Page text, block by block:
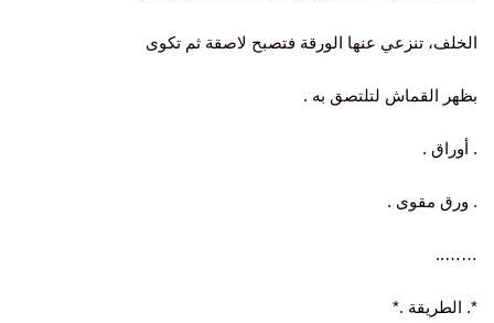
الخلف، تنزعي عنها الورقة فتصبح لاصقة ثم تكوى
بظهر القماش لتلتصق به .
. أوراق .
. ورق مقوى .
……..
*. الطريقة .*